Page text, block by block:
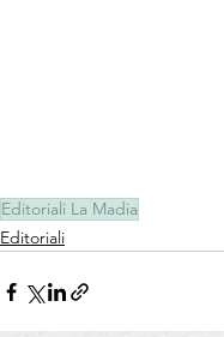
Editoriali La Madia
Editoriali